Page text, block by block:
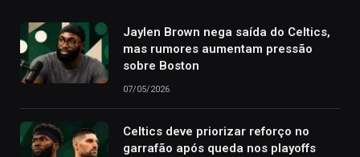
Jaylen Brown nega saída do Celtics,
mas rumores aumentam pressão
sobre Boston
07/05/2026
Celtics deve priorizar reforço no
garrafão após queda nos playoffs